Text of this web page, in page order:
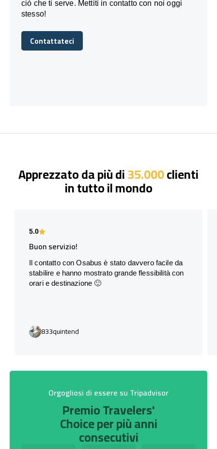
ciò che ti serve. Mettiti in contatto con noi oggi
stesso!
Contattateci
Contattateci
Apprezzato da più di35.000clienti
in tutto il mondo
5.0
Buon servizio!
Il contatto con Osabus è stato davvero facile da
stabilire e hanno mostrato grande flessibilità con
orari e destinazione 🙂
833quintend
Orgogliosi di essere su Tripadvisor
Premio Travelers'
Choice per più anni
consecutivi